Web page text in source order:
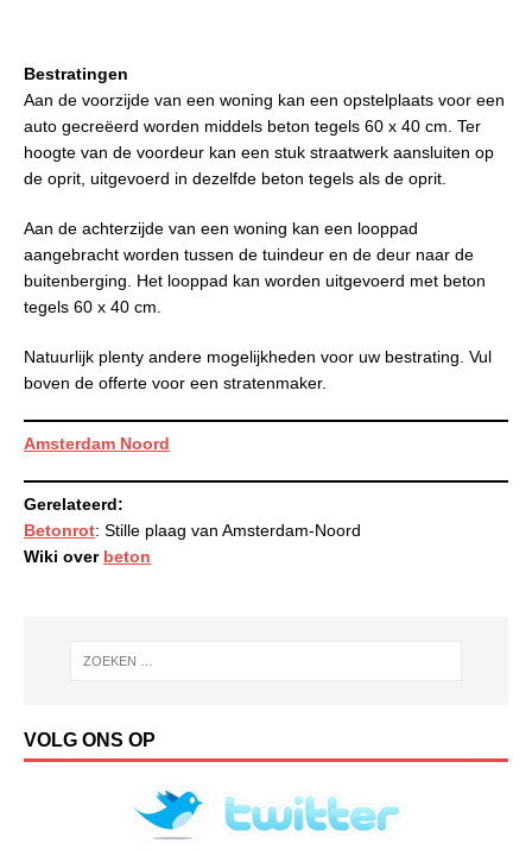
Bestratingen
Aan de voorzijde van een woning kan een opstelplaats voor een
auto gecreëerd worden middels beton tegels 60 x 40 cm. Ter
hoogte van de voordeur kan een stuk straatwerk aansluiten op
de oprit, uitgevoerd in dezelfde beton tegels als de oprit.
Aan de achterzijde van een woning kan een looppad
aangebracht worden tussen de tuindeur en de deur naar de
buitenberging. Het looppad kan worden uitgevoerd met beton
tegels 60 x 40 cm.
Natuurlijk plenty andere mogelijkheden voor uw bestrating. Vul
boven de offerte voor een stratenmaker.
Amsterdam Noord
Gerelateerd:
Betonrot: Stille plaag van Amsterdam-Noord
Wiki over beton
VOLG ONS OP